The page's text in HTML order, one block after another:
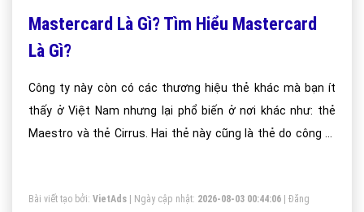
Mastercard Là Gì? Tìm Hiểu Mastercard
Là Gì?
Công ty này còn có các thương hiệu thẻ khác mà bạn ít
thấy ở Việt Nam nhưng lại phổ biến ở nơi khác như: thẻ
Maestro và thẻ Cirrus. Hai thẻ này cũng là thẻ do công ty
Bài viết tạo bởi: VietAds | Ngày cập nhật: 2026-08-03 00:44:06
Đăng